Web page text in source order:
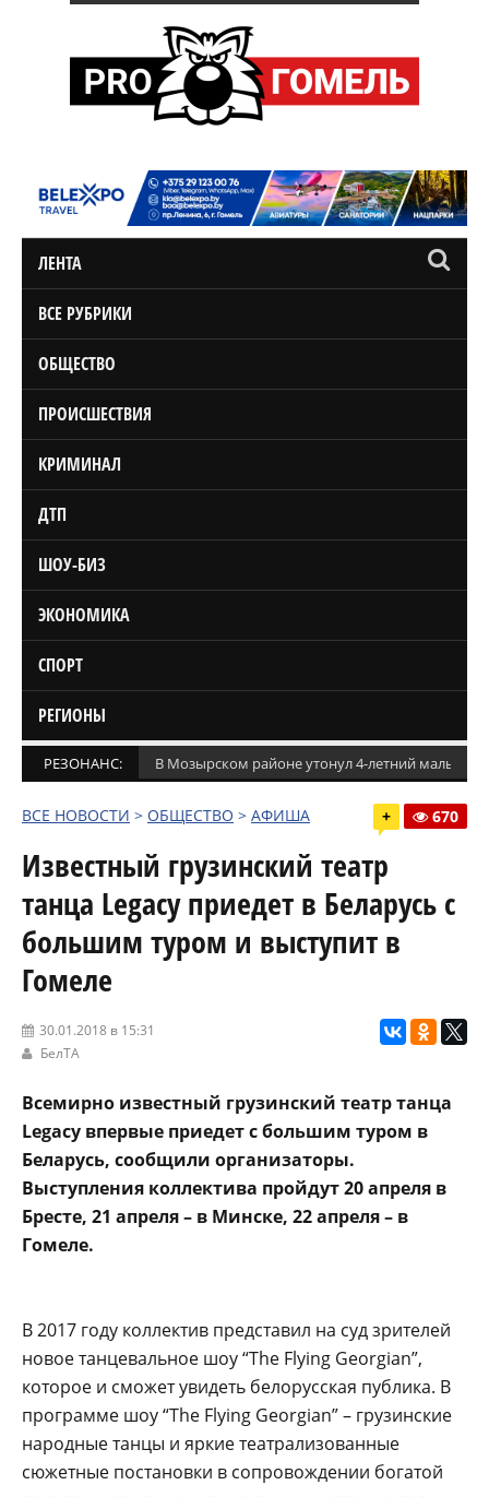
ЛЕНТА
ВСЕ РУБРИКИ
ОБЩЕСТВО
ПРОИСШЕСТВИЯ
КРИМИНАЛ
ДТП
ШОУ-БИЗ
ЭКОНОМИКА
СПОРТ
РЕГИОНЫ
РЕЗОНАНС: В Мозырском районе утонул 4-летний мальчик
ВСЕ НОВОСТИ > ОБЩЕСТВО > АФИША + 670
Известный грузинский театр
танца Legaсy приедет в Беларусь с
большим туром и выступит в
Гомеле
30.01.2018 в 15:31
БелТА
Всемирно известный грузинский театр танца
Legaсy впервые приедет с большим туром в
Беларусь, сообщили организаторы.
Выступления коллектива пройдут 20 апреля в
Бресте, 21 апреля – в Минске, 22 апреля – в
Гомеле.
В 2017 году коллектив представил на суд зрителей
новое танцевальное шоу “The Flying Georgian”,
которое и сможет увидеть белорусская публика. В
программе шоу “The Flying Georgian” – грузинские
народные танцы и яркие театрализованные
сюжетные постановки в сопровождении богатой